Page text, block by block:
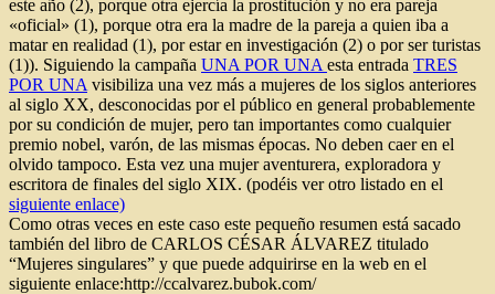
este año (2), porque otra ejercía la prostitución y no era pareja
«oficial» (1), porque otra era la madre de la pareja a quien iba a
matar en realidad (1), por estar en investigación (2) o por ser turistas
(1)). Siguiendo la campaña UNA POR UNA esta entrada TRES
POR UNA visibiliza una vez más a mujeres de los siglos anteriores
al siglo XX, desconocidas por el público en general probablemente
por su condición de mujer, pero tan importantes como cualquier
premio nobel, varón, de las mismas épocas. No deben caer en el
olvido tampoco. Esta vez una mujer aventurera, exploradora y
escritora de finales del siglo XIX. (podéis ver otro listado en el
siguiente enlace)
Como otras veces en este caso este pequeño resumen está sacado
también del libro de CARLOS CÉSAR ÁLVAREZ titulado
“Mujeres singulares” y que puede adquirirse en la web en el
siguiente enlace:http://ccalvarez.bubok.com/